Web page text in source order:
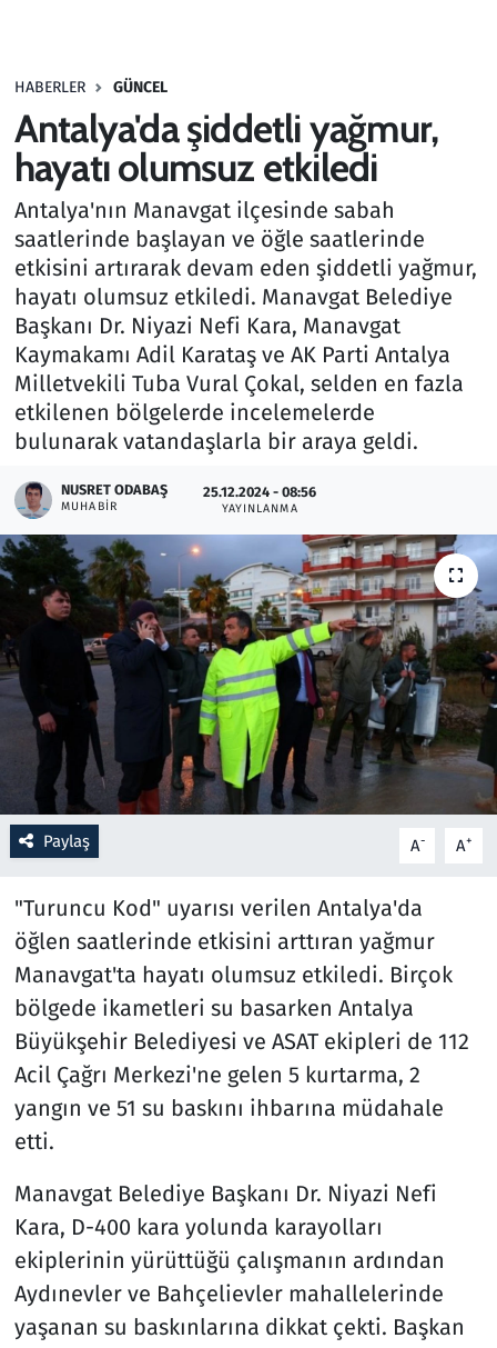
HABERLER GÜNCEL
Antalya'da şiddetli yağmur,
hayatı olumsuz etkiledi
Antalya'nın Manavgat ilçesinde sabah
saatlerinde başlayan ve öğle saatlerinde
etkisini artırarak devam eden şiddetli yağmur,
hayatı olumsuz etkiledi. Manavgat Belediye
Başkanı Dr. Niyazi Nefi Kara, Manavgat
Kaymakamı Adil Karataş ve AK Parti Antalya
Milletvekili Tuba Vural Çokal, selden en fazla
etkilenen bölgelerde incelemelerde
bulunarak vatandaşlarla bir araya geldi.
NUSRET ODABAŞ
MUHABIR
25.12.2024 - 08:56
YAYINLANMA
Paylaş A- A+
"Turuncu Kod" uyarısı verilen Antalya'da
öğlen saatlerinde etkisini arttıran yağmur
Manavgat'ta hayatı olumsuz etkiledi. Birçok
bölgede ikametleri su basarken Antalya
Büyükşehir Belediyesi ve ASAT ekipleri de 112
Acil Çağrı Merkezi'ne gelen 5 kurtarma, 2
yangın ve 51 su baskını ihbarına müdahale
etti.
Manavgat Belediye Başkanı Dr. Niyazi Nefi
Kara, D-400 kara yolunda karayolları
ekiplerinin yürüttüğü çalışmanın ardından
Aydınevler ve Bahçelievler mahallelerinde
yaşanan su baskınlarına dikkat çekti. Başkan
Haber
Kültür Sanat
Kurumsal Haberler
Lezzet Durağı
Memur ve Kamu
Otomobil
Oyun
Ramazan
Resmi İlanlar
Rüya Tabirleri
Sağlık
Savunma Sanayi
Seçim 2023
Spor
Televizyon